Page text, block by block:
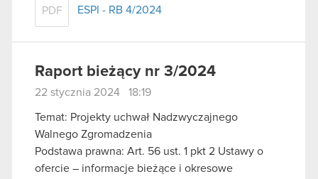
PDF ESPI - RB 4/2024
Raport bieżący nr 3/2024
22 stycznia 2024 18:19
Temat: Projekty uchwał Nadzwyczajnego
Walnego Zgromadzenia
Podstawa prawna: Art. 56 ust. 1 pkt 2 Ustawy o
ofercie – informacje bieżące i okresowe